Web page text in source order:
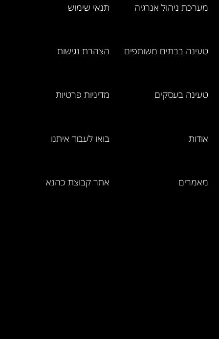
מערכת ניהול אנרגיה
טעינה בבתים משותפים
טעינה בעסקים
אודות
מאמרים
תנאי שימוש
הצהרת נגישות
מדיניות פרטיות
בואו לעבוד איתנו
אתר קבוצת כהנא